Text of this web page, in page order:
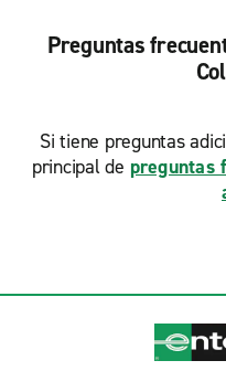
Preguntas
Si tiene preguntas
principal de preguntas